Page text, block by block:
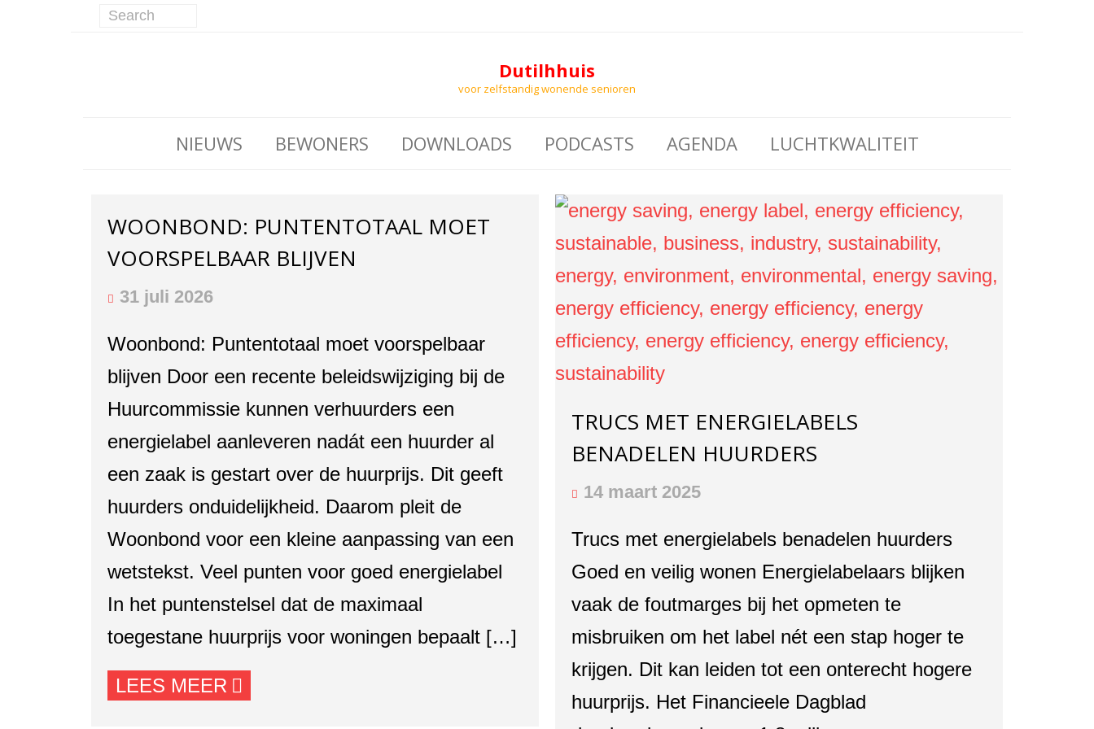
Dutilhhuis
voor zelfstandig wonende senioren
NIEUWS BEWONERS DOWNLOADS PODCASTS AGENDA LUCHTKWALITEIT
WOONBOND: PUNTENTOTAAL MOET
VOORSPELBAAR BLIJVEN
31 juli 2026
Woonbond: Puntentotaal moet voorspelbaar
blijven Door een recente beleidswijziging bij de
Huurcommissie kunnen verhuurders een
energielabel aanleveren nadát een huurder al
een zaak is gestart over de huurprijs. Dit geeft
huurders onduidelijkheid. Daarom pleit de
Woonbond voor een kleine aanpassing van een
wetstekst. Veel punten voor goed energielabel
In het puntenstelsel dat de maximaal
toegestane huurprijs voor woningen bepaalt […]
LEES MEER
TRUCS MET ENERGIELABELS
BENADELEN HUURDERS
14 maart 2025
Trucs met energielabels benadelen huurders
Goed en veilig wonen Energielabelaars blijken
vaak de foutmarges bij het opmeten te
misbruiken om het label nét een stap hoger te
krijgen. Dit kan leiden tot een onterecht hogere
huurprijs. Het Financieele Dagblad